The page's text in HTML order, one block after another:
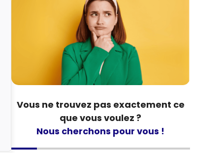
Vous ne trouvez pas exactement ce
que vous voulez ?
Nous cherchons pour vous !